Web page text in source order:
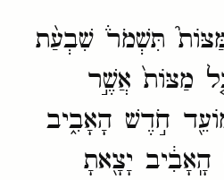
תִּשְׁמֹר֒ שִׁבְעַ֨ת
מַצּוֹת֙ אֲשֶׁ֣ר
חֹ֣דֶשׁ הָאָבִ֑יב
יָצָ֖אתָ